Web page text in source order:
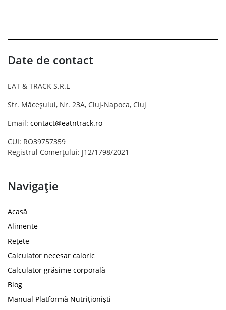
Date de contact
EAT & TRACK S.R.L
Str. Măceșului, Nr. 23A, Cluj-Napoca, Cluj
Email: contact@eatntrack.ro
CUI: RO39757359
Registrul Comerțului: J12/1798/2021
Navigație
Acasă
Alimente
Rețete
Calculator necesar caloric
Calculator grăsime corporală
Blog
Manual Platformă Nutriționiști